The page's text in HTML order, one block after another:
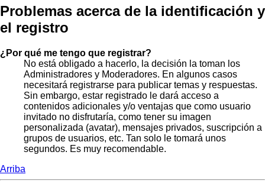
Problemas acerca de la identificación y
el registro
¿Por qué me tengo que registrar?
No está obligado a hacerlo, la decisión la toman los
Administradores y Moderadores. En algunos casos
necesitará registrarse para publicar temas y respuestas.
Sin embargo, estar registrado le dará acceso a
contenidos adicionales y/o ventajas que como usuario
invitado no disfrutaría, como tener su imagen
personalizada (avatar), mensajes privados, suscripción a
grupos de usuarios, etc. Tan solo le tomará unos
segundos. Es muy recomendable.
Arriba